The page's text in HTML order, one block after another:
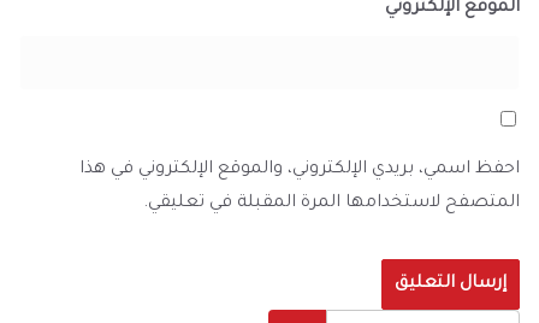
الموقع الإلكتروني
احفظ اسمي، بريدي الإلكتروني، والموقع الإلكتروني في هذا
المتصفح لاستخدامها المرة المقبلة في تعليقي.